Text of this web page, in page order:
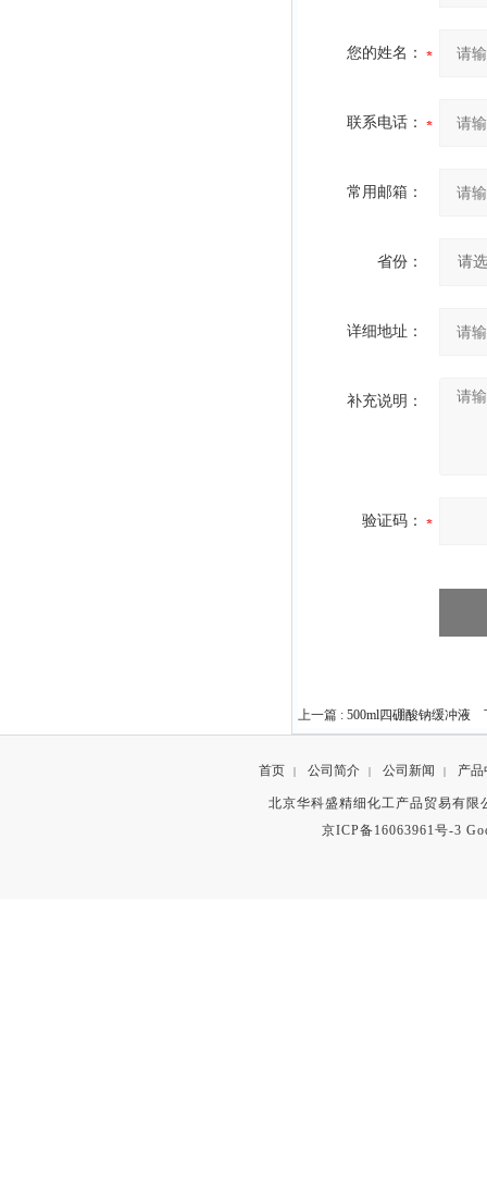
您的姓名：
联系电话：
常用邮箱：
省份：
详细地址：
补充说明：
验证码：
上一篇 : 500ml四硼酸钠缓冲液
首页 | 公司简介 | 公司新闻 | 产品
北京华科盛精细化工产品贸易有
京ICP备16063961号-3